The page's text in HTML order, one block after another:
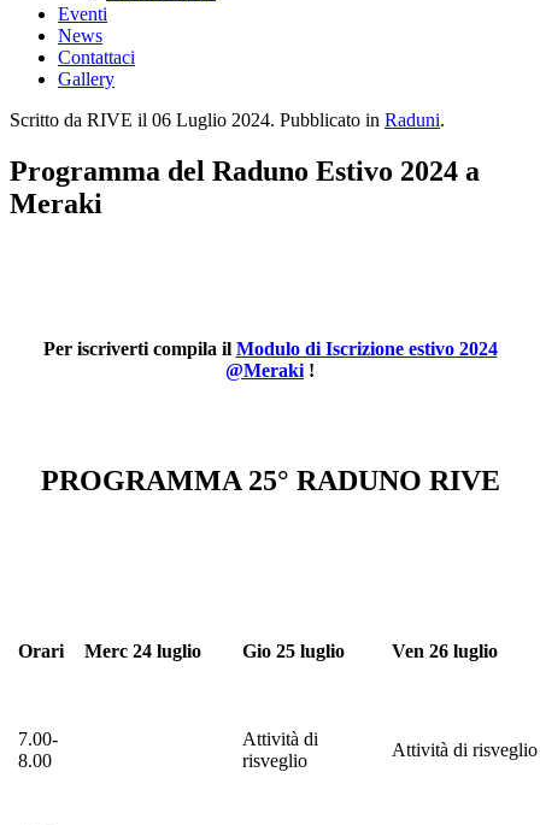
Eventi
News
Contattaci
Gallery
Scritto da RIVE il 06 Luglio 2024. Pubblicato in Raduni.
Programma del Raduno Estivo 2024 a
Meraki
Per iscriverti compila il Modulo di Iscrizione estivo 2024
@Meraki !
PROGRAMMA 25° RADUNO RIVE
Orari Merc 24 luglio Gio 25 luglio Ven 26 luglio
7.00-
8.00
Attività di
risveglio
Attività di risveglio